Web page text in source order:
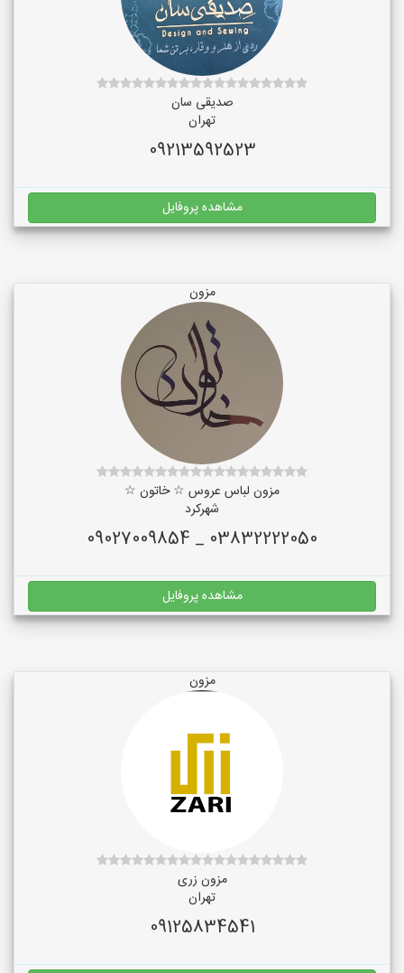
صدیقی سان
تهران
09213592523
مشاهده پروفایل
مزون
مزون لباس عروس ☆ خاتون ☆
شهرکرد
03832222050 _ 09027009854
مشاهده پروفایل
مزون
مزون زری
تهران
09125834541